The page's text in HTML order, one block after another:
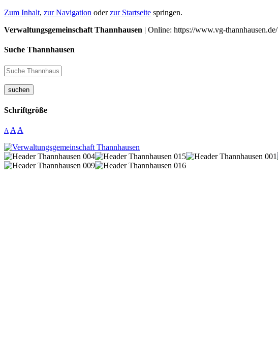
Zum Inhalt, zur Navigation oderzur Startseite springen.
Verwaltungsgemeinschaft Thannhausen | Online: https://www.vg-thannhausen.de/
Suche Thannhausen
suchen
Schriftgröße
A A A